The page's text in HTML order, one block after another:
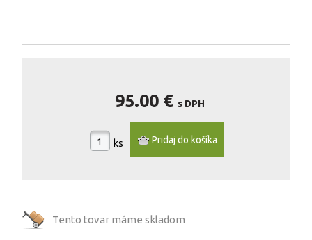
95.00 € s DPH
ks
Tento tovar máme skladom